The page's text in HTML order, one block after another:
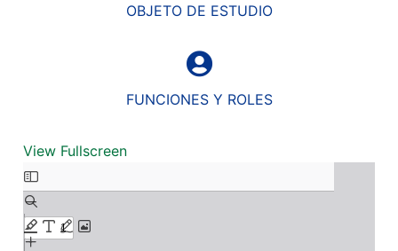
OBJETO DE ESTUDIO
FUNCIONES Y ROLES
View Fullscreen